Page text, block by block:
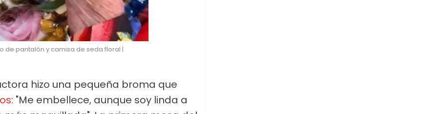
de pantalón y camisa de seda floral |
hizo una pequeña broma que
: "Me embellece, aunque soy linda a